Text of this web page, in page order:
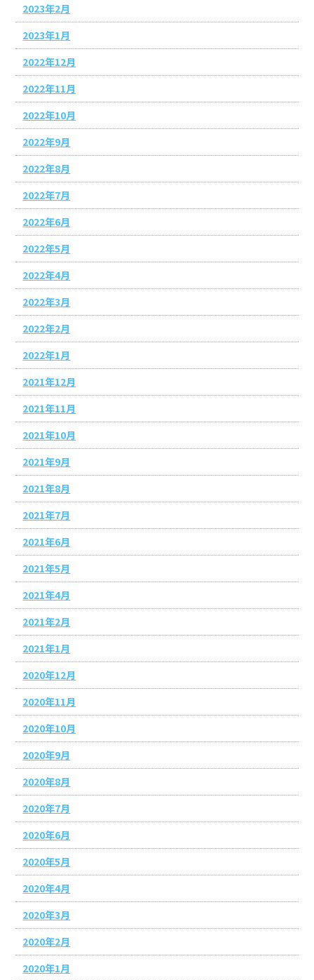
2023年2月
2023年1月
2022年12月
2022年11月
2022年10月
2022年9月
2022年8月
2022年7月
2022年6月
2022年5月
2022年4月
2022年3月
2022年2月
2022年1月
2021年12月
2021年11月
2021年10月
2021年9月
2021年8月
2021年7月
2021年6月
2021年5月
2021年4月
2021年2月
2021年1月
2020年12月
2020年11月
2020年10月
2020年9月
2020年8月
2020年7月
2020年6月
2020年5月
2020年4月
2020年3月
2020年2月
2020年1月